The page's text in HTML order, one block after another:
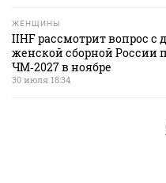
ЖЕНЩИНЫ
IIHF рассмотрит вопрос с
женской сборной России
ЧМ‑2027 в ноябре
30 июля 18:34